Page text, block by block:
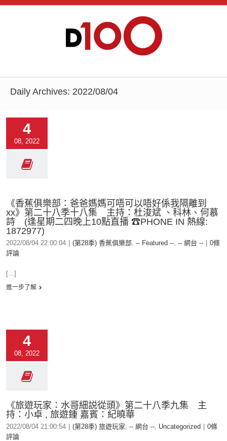
Daily Archives: 2022/08/04
4
08, 2022
《香蕉俱樂部：爸爸媽媽可唔可以唔好係我隔離到
xx》第二十八季十八集 主持：杜浚斌 、科林、何慕
詩 (逢星期二四晚上10點直播 ☎PHONE IN 熱線:
1872977)
2022/08/04 22:00:04 (第28季) 香蕉俱樂部, -- Featured --, -- 網台 --
0條
評論
[...]
進一步了解
4
08, 2022
《旅遊玩家：水哥細説從頭》第二十八季九集 主
持：小卓 , 旅遊鍾 嘉賓：紀曉華
2022/08/04 21:00:54 (第28季) 旅遊玩家, -- 網台 --, Uncategorized
0條
評論